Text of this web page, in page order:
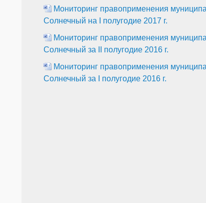
Мониторинг правоприменения
Солнечный на I полугодие 2017 г.
Мониторинг правоприменения
Солнечный за II полугодие 2016 г.
Мониторинг правоприменения
Солнечный за I полугодие 2016 г.